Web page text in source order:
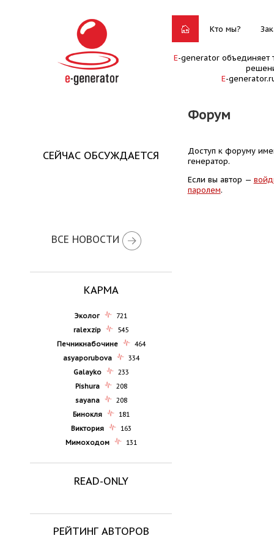
Кто мы?
E-generator объединяет
E-
Форум
СЕЙЧАС ОБСУЖДАЕТСЯ
ВСЕ НОВОСТИ
КАРМА
Эколог
721
ralexzip
545
Печникнабочине
464
asyaporubova
334
Galayko
233
Pishura
208
sayana
208
Бинокля
181
Виктория
163
Мимоходом
131
READ-ONLY
РЕЙТИНГ АВТОРОВ
Доступ к форуму
генератор.
Если вы автор —
паролем.